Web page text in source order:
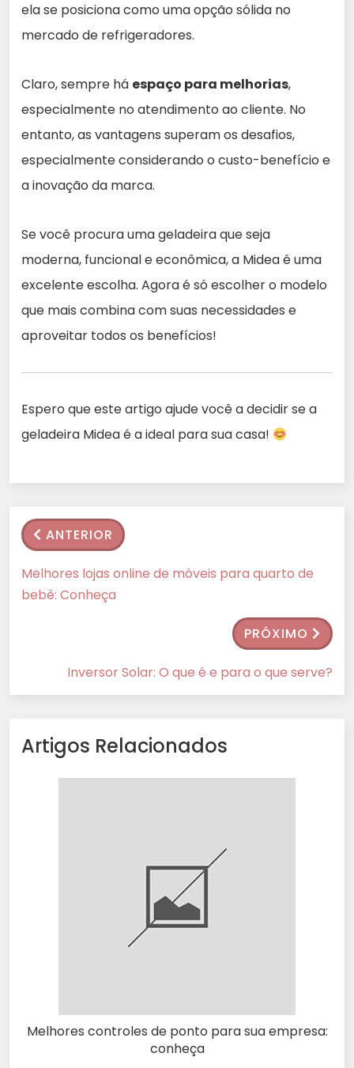
ela se posiciona como uma opção sólida no
mercado de refrigeradores.
Claro, sempre há espaço para melhorias,
especialmente no atendimento ao cliente. No
entanto, as vantagens superam os desafios,
especialmente considerando o custo-benefício e
a inovação da marca.
Se você procura uma geladeira que seja
moderna, funcional e econômica, a Midea é uma
excelente escolha. Agora é só escolher o modelo
que mais combina com suas necessidades e
aproveitar todos os benefícios!
Espero que este artigo ajude você a decidir se a
geladeira Midea é a ideal para sua casa!
ANTERIOR
Melhores lojas online de móveis para quarto de
bebê: Conheça
PRÓXIMO
Inversor Solar: O que é e para o que serve?
Artigos Relacionados
Melhores controles de ponto para sua empresa:
conheça